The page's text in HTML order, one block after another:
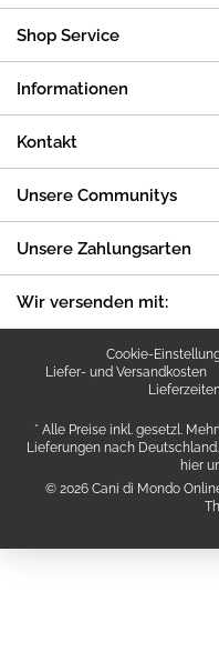
Shop Service
Informationen
Kontakt
Unsere Communitys
Unsere Zahlungsarten
Wir versenden mit:
Cookie-
Liefer- und Versandkosten
* Alle Preise inkl. gesetzl.
Lieferungen nach
hier
© 2026 Cani di Mondo